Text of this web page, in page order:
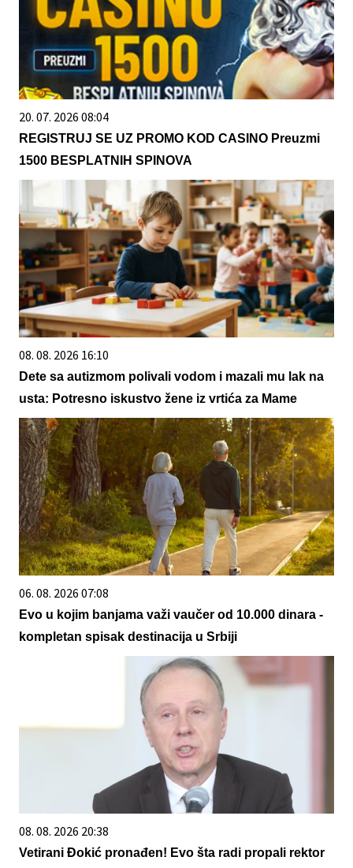
20. 07. 2026 08:04
REGISTRUJ SE UZ PROMO KOD CASINO Preuzmi
1500 BESPLATNIH SPINOVA
08. 08. 2026 16:10
Dete sa autizmom polivali vodom i mazali mu lak na
usta: Potresno iskustvo žene iz vrtića za Mame
06. 08. 2026 07:08
Evo u kojim banjama važi vaučer od 10.000 dinara -
kompletan spisak destinacija u Srbiji
08. 08. 2026 20:38
Vetirani Đokić pronađen! Evo šta radi propali rektor